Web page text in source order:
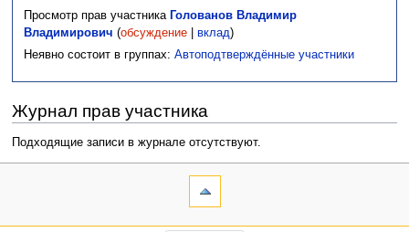
Просмотр прав участника Голованов Владимир
Владимирович (обсуждение |вклад)
Неявно состоит в группах:Автоподтверждённые участники
Журнал прав участника
Подходящие записи в журнале отсутствуют.